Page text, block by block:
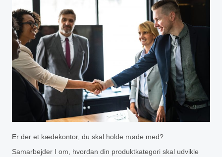
Er der et kædekontor, du skal holde møde med?
Samarbejder I om, hvordan din produktkategori skal udvikle